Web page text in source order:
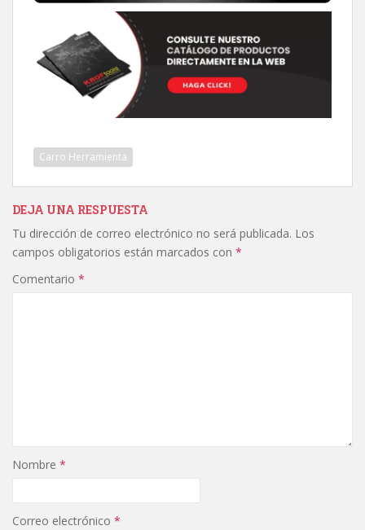
Carro Herramienta
DEJA UNA RESPUESTA
Tu dirección de correo electrónico no será publicada. Los
campos obligatorios están marcados con *
Comentario *
Nombre *
Correo electrónico *